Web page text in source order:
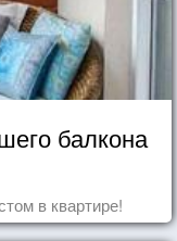
балкона
в квартире!